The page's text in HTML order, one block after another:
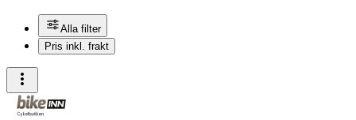
Alla filter
Pris inkl. frakt